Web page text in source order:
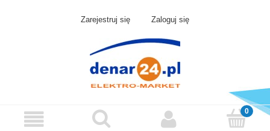
Zarejestruj się Zaloguj się